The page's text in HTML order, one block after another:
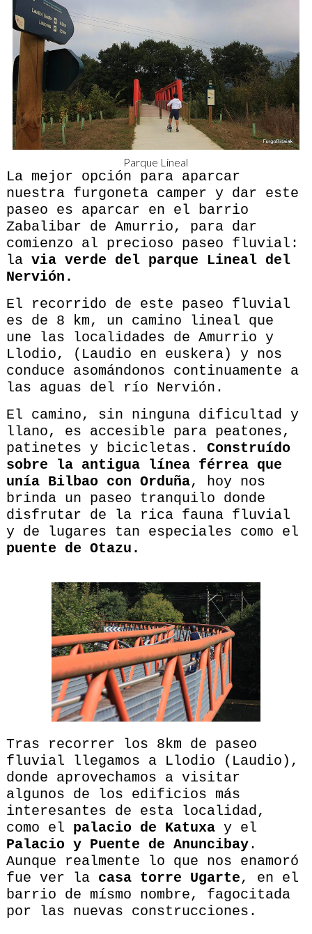
Parque Lineal
La mejor opción para aparcar
nuestra furgoneta camper y dar este
paseo es aparcar en el barrio
Zabalibar de Amurrio, para dar
comienzo al precioso paseo fluvial:
lavia verde del parque Lineal del
Nervión.
El recorrido de este paseo fluvial
es de 8 km, un camino lineal que
une las localidades de Amurrio y
Llodio, (Laudio en euskera) y nos
conduce asomándonos continuamente a
las aguas del río Nervión.
El camino, sin ninguna dificultad y
llano, es accesible para peatones,
patinetes y bicicletas.
Construído
sobre la antigua línea férrea que
unía Bilbao con Orduña, hoy nos
brinda un paseo tranquilo donde
disfrutar de la rica fauna fluvial
y de lugares tan especiales como el
puente de Otazu.
Tras recorrer los 8km de paseo
fluvial llegamos a Llodio (Laudio),
donde aprovechamos a visitar
algunos de los edificios más
interesantes de esta localidad,
como el palacio de Katuxa y el
Palacio y Puente de Anuncibay.
Aunque realmente lo que nos enamoró
fue ver la casa torre Ugarte, en el
barrio de mísmo nombre, fagocitada
por las nuevas construcciones.